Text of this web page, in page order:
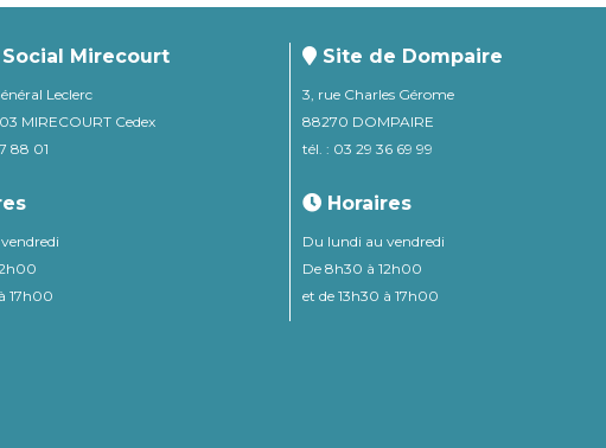
Mirecourt
Leclerc
MIRECOURT Cedex
88 01
17h00
Site de Dompaire
3, rue Charles Gérome
88270 DOMPAIRE
tél. : 03 29 36 69 99
Horaires
Du lundi au vendredi
De 8h30 à 12h00
et de 13h30 à 17h00